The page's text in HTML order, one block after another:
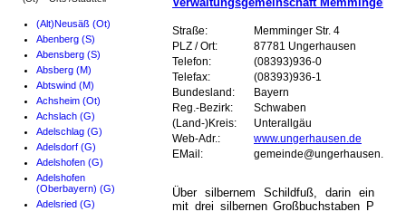
(Alt)Neusäß (Ot)
Abenberg (S)
Abensberg (S)
Absberg (M)
Abtswind (M)
Achsheim (Ot)
Achslach (G)
Adelschlag (G)
Adelsdorf (G)
Adelshofen (G)
Adelshofen
(Oberbayern) (G)
Adelsried (G)
Straße:
Memminger Str. 4
PLZ / Ort:
87781 Ungerhausen
Telefon:
(08393)936-0
Telefax:
(08393)936-1
Bundesland:
Bayern
Reg.-Bezirk:
Schwaben
(Land-)Kreis:
Unterallgäu
Web-Adr.:
www.ungerhausen.de
EMail:
gemeinde@ungerhausen.de
Über silbernem Schildfuß, darin ein
mit drei silbernen Großbuchstaben P